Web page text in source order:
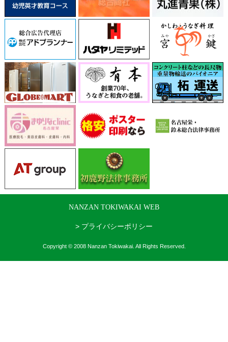
NANZAN TOKIWAKAI WEB
> プライバシーポリシー
Copyright © 2008 Nanzan Tokiwakai. All Rights Reserved.